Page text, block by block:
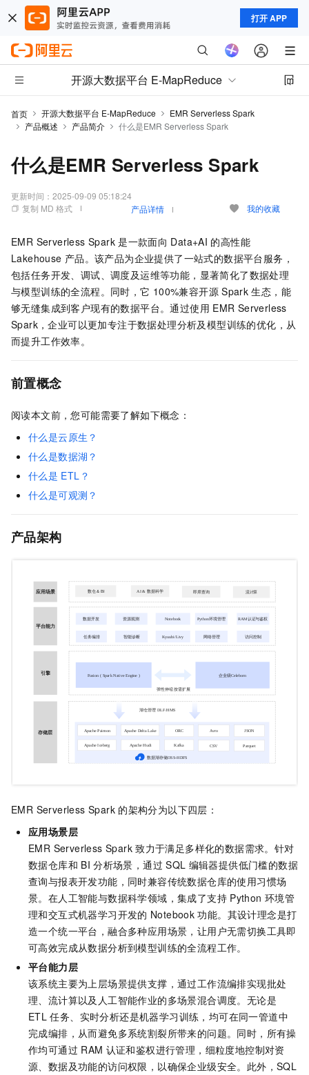
打开 APP
开源大数据平台 E-MapReduce
首页 开源大数据平台 E-MapReduce
EMR Serverless Spark
产品概述
产品简介 什么是EMR Serverless Spark
什么是EMR Serverless Spark
更新时间： 2025-09-09 05:18:24
复制 MD 格式
产品详情 我的收藏
EMR Serverless Spark 是一款面向 Data+AI 的高性能
Lakehouse 产品。该产品为企业提供了一站式的数据平台服务，
包括任务开发、调试、调度及运维等功能，显著简化了数据处理
与模型训练的全流程。同时，它 100%兼容开源 Spark 生态，能
够无缝集成到客户现有的数据平台。通过使用 EMR Serverless
Spark，企业可以更加专注于数据处理分析及模型训练的优化，从
而提升工作效率。
前置概念
阅读本文前，您可能需要了解如下概念：
什么是云原生？
什么是数据湖？
什么是 ETL？
什么是可观测？
产品架构
EMR Serverless Spark 的架构分为以下四层：
应用场景层
EMR Serverless Spark 致力于满足多样化的数据需求。针对
数据仓库和 BI 分析场景，通过 SQL 编辑器提供低门槛的数据
查询与报表开发功能，同时兼容传统数据仓库的使用习惯场
景。在人工智能与数据科学领域，集成了支持 Python 环境管
理和交互式机器学习开发的 Notebook 功能。其设计理念是打
造一个统一平台，融合多种应用场景，让用户无需切换工具即
可高效完成从数据分析到模型训练的全流程工作。
平台能力层
该系统主要为上层场景提供支撑，通过工作流编排实现批处
理、流计算以及人工智能作业的多场景混合调度。无论是
ETL 任务、实时分析还是机器学习训练，均可在同一管道中
完成编排，从而避免多系统割裂所带来的问题。同时，所有操
作均可通过 RAM 认证和鉴权进行管理，细粒度地控制对资
源、数据及功能的访问权限，以确保企业级安全。此外，SQL